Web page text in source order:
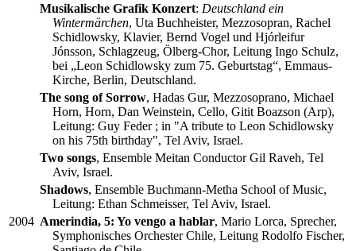
Musikalische Grafik Konzert: Deutschland ein
Wintermärchen, Uta Buchheister, Mezzosopran, Rachel
Schidlowsky, Klavier, Bernd Vogel und Hjórleifur
Jónsson, Schlagzeug, Ölberg-Chor, Leitung Ingo Schulz,
bei „Leon Schidlowsky zum 75. Geburtstag“, Emmaus-
Kirche, Berlin, Deutschland.
The song of Sorrow, Hadas Gur, Mezzosoprano, Michael
Horn, Horn, Dan Weinstein, Cello, Gitit Boazson (Arp),
Leitung: Guy Feder ; in "A tribute to Leon Schidlowsky
on his 75th birthday", Tel Aviv, Israel.
Two songs, Ensemble Meitan Conductor Gil Raveh, Tel
Aviv, Israel.
Shadows, Ensemble Buchmann-Metha School of Music,
Leitung: Ethan Schmeisser, Tel Aviv, Israel.
2004 Amerindia, 5: Yo vengo a hablar, Mario Lorca, Sprecher,
Symphonisches Orchester Chile, Leitung Rodolfo Fischer,